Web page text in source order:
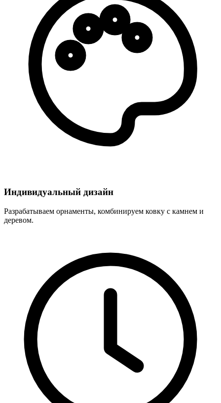
Индивидуальный дизайн
Разрабатываем орнаменты, комбинируем ковку с камнем и
деревом.